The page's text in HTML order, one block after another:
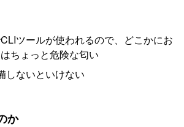
ツールが使われるので、どこかにお
ちょっと危険な匂い
しないといけない
か